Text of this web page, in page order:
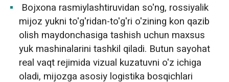
Bojxona rasmiylashtiruvidan so'ng, rossiyalik
mijoz yukni to'g'ridan-to'g'ri o'zining kon qazib
olish maydonchasiga tashish uchun maxsus
yuk mashinalarini tashkil qiladi. Butun sayohat
real vaqt rejimida vizual kuzatuvni o'z ichiga
oladi, mijozga asosiy logistika bosqichlari